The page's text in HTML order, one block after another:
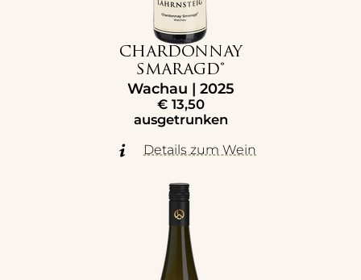
CHARDONNAY
SMARAGD®
Wachau | 2025
€13,50
ausgetrunken
Details zum Wein